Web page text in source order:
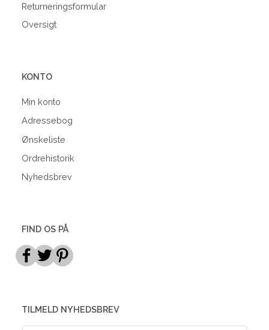
Returneringsformular
Oversigt
KONTO
Min konto
Adressebog
Ønskeliste
Ordrehistorik
Nyhedsbrev
FIND OS PÅ
TILMELD NYHEDSBREV